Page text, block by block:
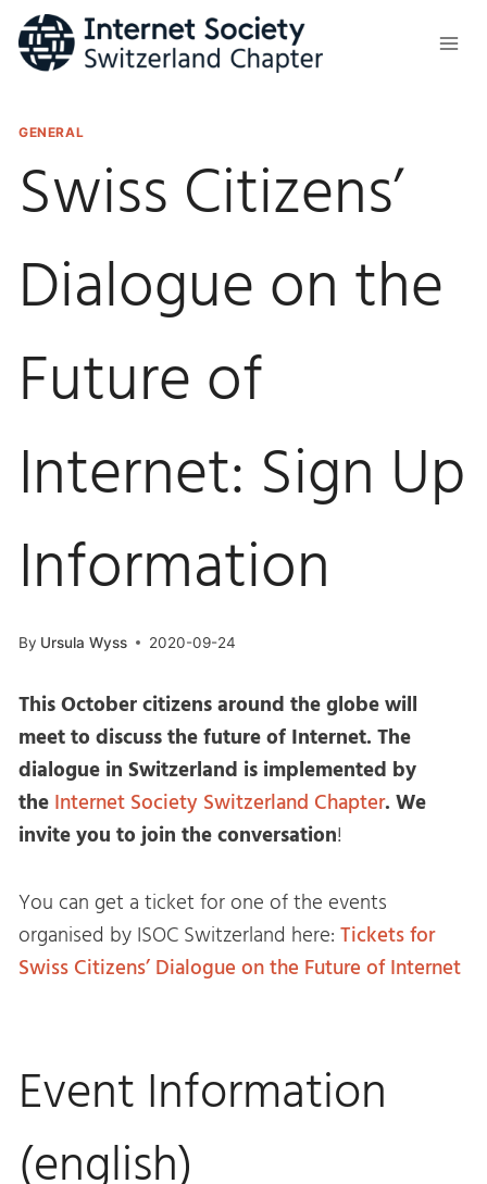
Skip
content
GENERAL
Swiss Citizens’
Dialogue on the
Future of
Internet: Sign Up
Information
By Ursula Wyss 2020-09-24
This October citizens around the globe will
meet to discuss the future of Internet. The
dialogue in Switzerland is implemented by
the Internet Society Switzerland Chapter. We
invite you to join the conversation!
You can get a ticket for one of the events
organised by ISOC Switzerland here:Tickets for
Swiss Citizens’ Dialogue on the Future of Internet
Event Information
(english)